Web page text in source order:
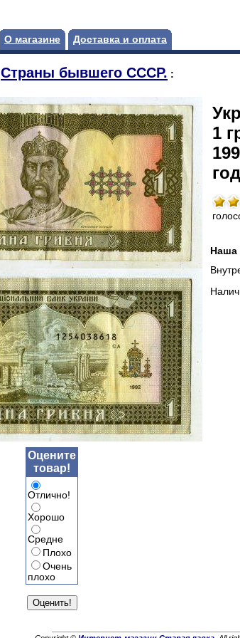
О магазине Доставка и оплата
Страны бывшего СССР. :
1
Наша
Оцените
товар!
Отлично!
Хорошо
Средне
Плохо
Очень
плохо